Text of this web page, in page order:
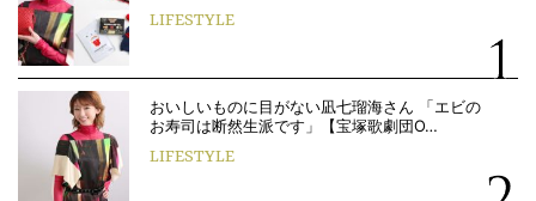
LIFESTYLE
おいしいものに目がない凪七瑠海さん 「エビの
お寿司は断然生派です」【宝塚歌劇団O…
LIFESTYLE